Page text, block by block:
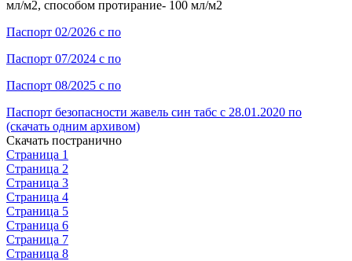
мл/м2, способом протирание- 100 мл/м2
Паспорт 02/2026 с по
Паспорт 07/2024 с по
Паспорт 08/2025 с по
Паспорт безопасности жавель син табс с 28.01.2020 по
(скачать одним архивом)
Скачать постранично
Страница 1
Страница 2
Страница 3
Страница 4
Страница 5
Страница 6
Страница 7
Страница 8